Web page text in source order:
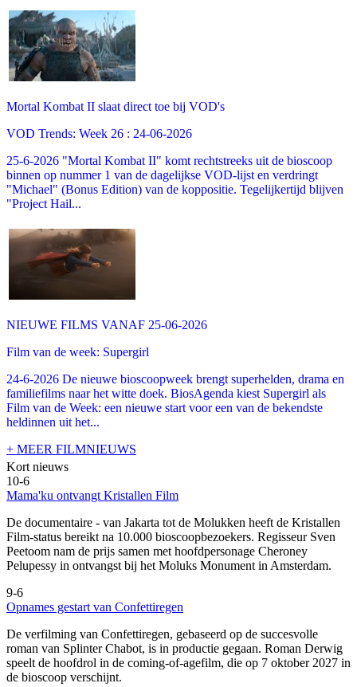
Mortal Kombat II slaat direct toe bij VOD's
VOD Trends: Week 26 : 24-06-2026
25-6-2026 "Mortal Kombat II" komt rechtstreeks uit de bioscoop
binnen op nummer 1 van de dagelijkse VOD-lijst en verdringt
"Michael" (Bonus Edition) van de koppositie. Tegelijkertijd blijven
"Project Hail...
NIEUWE FILMS VANAF 25-06-2026
Film van de week: Supergirl
24-6-2026 De nieuwe bioscoopweek brengt superhelden, drama en
familiefilms naar het witte doek. BiosAgenda kiest Supergirl als
Film van de Week: een nieuwe start voor een van de bekendste
heldinnen uit het...
+ MEER FILMNIEUWS
Kort nieuws
10-6
Mama'ku ontvangt Kristallen Film
De documentaire - van Jakarta tot de Molukken heeft de Kristallen
Film-status bereikt na 10.000 bioscoopbezoekers. Regisseur Sven
Peetoom nam de prijs samen met hoofdpersonage Cheroney
Pelupessy in ontvangst bij het Moluks Monument in Amsterdam.
9-6
Opnames gestart van Confettiregen
De verfilming van Confettiregen, gebaseerd op de succesvolle
roman van Splinter Chabot, is in productie gegaan. Roman Derwig
speelt de hoofdrol in de coming-of-agefilm, die op 7 oktober 2027 in
de bioscoop verschijnt.